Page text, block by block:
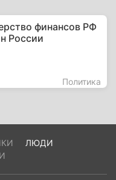
финансов РФ
России
Политика
ЛЮДИ